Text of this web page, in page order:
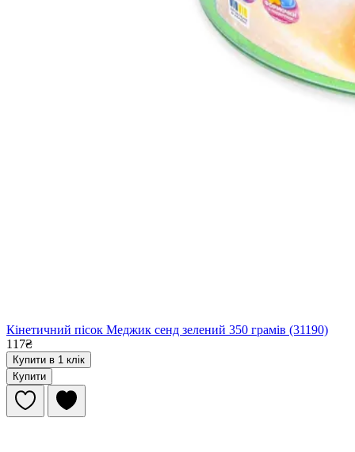
Кінетичний пісок Меджик сенд зелений 350 грамів (31190)
117₴
Купити в 1 клік
Купити